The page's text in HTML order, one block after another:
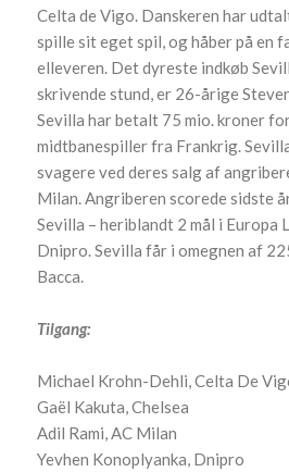
Celta de Vigo. Danskeren har
spille sit eget spil, og håber på en
elleveren. Det dyreste indkøb
skrivende stund, er 26-årige
Sevilla har betalt 75 mio. kroner
midtbanespiller fra Frankrig.
svagere ved deres salg af
Milan. Angriberen scorede sidste
Sevilla – heriblandt 2 mål i Europa
Dnipro. Sevilla får i omegnen af
Bacca.
Tilgang:
Michael Krohn-Dehli, Celta De
Gaël Kakuta, Chelsea
Adil Rami, AC Milan
Yevhen Konoplyanka, Dnipro